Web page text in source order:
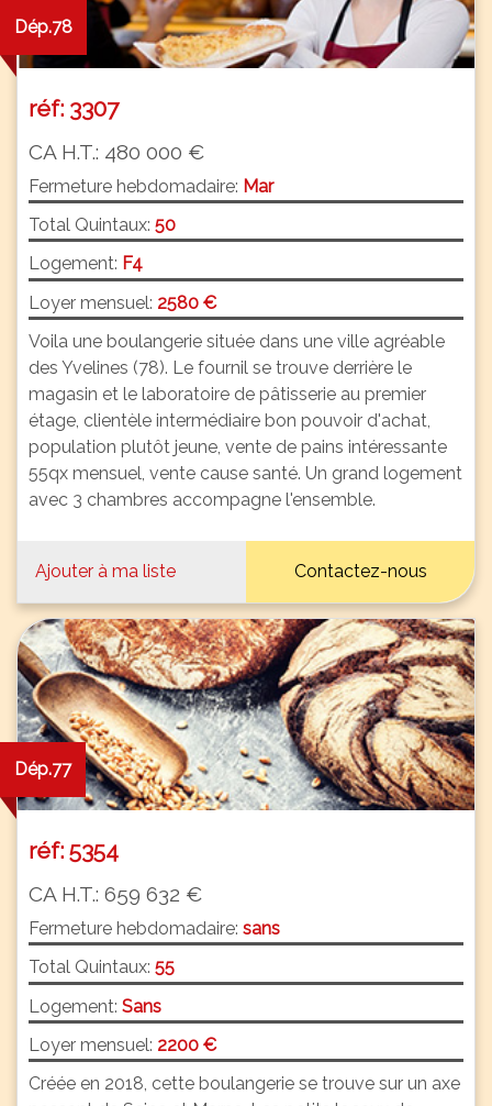
Dép.78
réf: 3307
CA H.T.: 480 000 €
Fermeture hebdomadaire: Mar
Total Quintaux: 50
Logement: F4
Loyer mensuel: 2580 €
Voila une boulangerie située dans une ville agréable
des Yvelines (78). Le fournil se trouve derrière le
magasin et le laboratoire de pâtisserie au premier
étage, clientèle intermédiaire bon pouvoir d'achat,
population plutôt jeune, vente de pains intéressante
55qx mensuel, vente cause santé. Un grand logement
avec 3 chambres accompagne l'ensemble.
Ajouter à ma liste Contactez-nous
Dép.77
réf: 5354
CA H.T.: 659 632 €
Fermeture hebdomadaire: sans
Total Quintaux: 55
Logement: Sans
Loyer mensuel: 2200 €
Créée en 2018, cette boulangerie se trouve sur un axe